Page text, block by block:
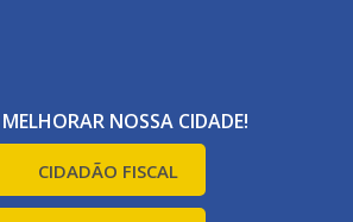
NOSSA CIDADE!
CIDADÃO FISCAL